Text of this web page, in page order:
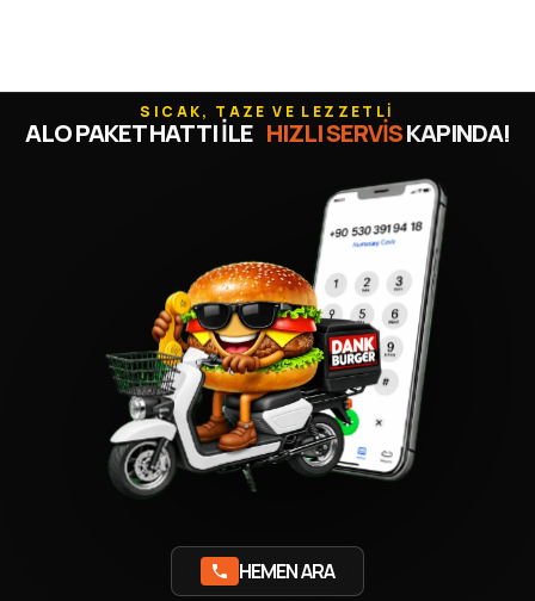
SICAK, TAZE VE LEZZETLİ
ALO PAKET HATTI İLE HIZLI SERVİSKAPINDA!
HEMEN ARA